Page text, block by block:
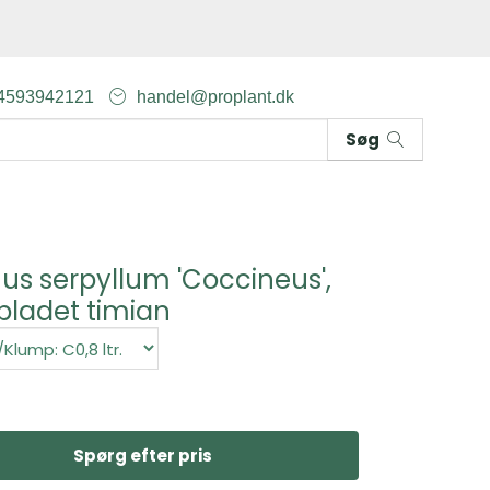
handel@proplant.dk
Søg
serpyllum 'Coccineus',
timian
Spørg efter pris